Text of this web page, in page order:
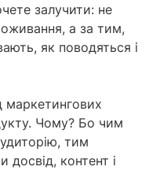
залучити: не
а за тим,
як поводяться і
маркетингових
Чому? Бо чим
тим
контент і